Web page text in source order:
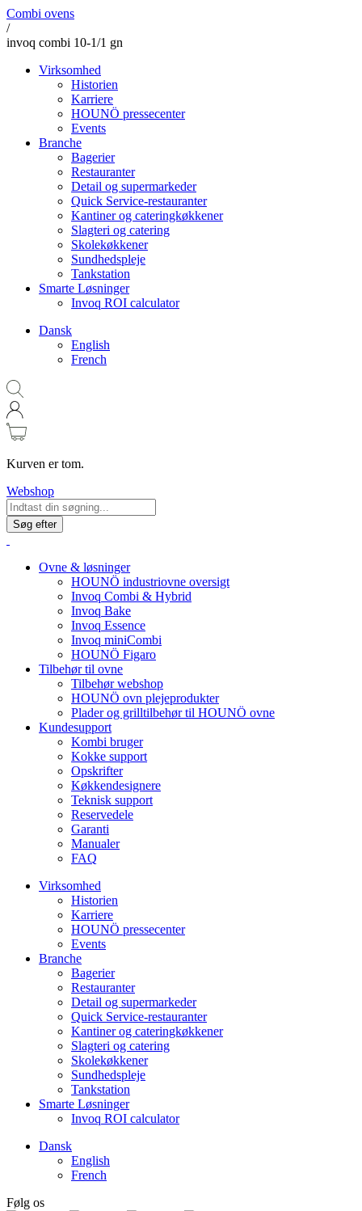
Combi ovens
/
invoq combi 10-1/1 gn
Virksomhed
Historien
Karriere
HOUNÖ pressecenter
Events
Branche
Bagerier
Restauranter
Detail og supermarkeder
Quick Service-restauranter
Kantiner og cateringkøkkener
Slagteri og catering
Skolekøkkener
Sundhedspleje
Tankstation
Smarte Løsninger
Invoq ROI calculator
Dansk
English
French
Kurven er tom.
Webshop
Søg efter
Ovne & løsninger
HOUNÖ industriovne oversigt
Invoq Combi & Hybrid
Invoq Bake
Invoq Essence
Invoq miniCombi
HOUNÖ Figaro
Tilbehør til ovne
Tilbehør webshop
HOUNÖ ovn plejeprodukter
Plader og grilltilbehør til HOUNÖ ovne
Kundesupport
Kombi bruger
Kokke support
Opskrifter
Køkkendesignere
Teknisk support
Reservedele
Garanti
Manualer
FAQ
Virksomhed
Historien
Karriere
HOUNÖ pressecenter
Events
Branche
Bagerier
Restauranter
Detail og supermarkeder
Quick Service-restauranter
Kantiner og cateringkøkkener
Slagteri og catering
Skolekøkkener
Sundhedspleje
Tankstation
Smarte Løsninger
Invoq ROI calculator
Dansk
English
French
Følg os